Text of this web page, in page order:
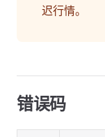
迟行情。
错误码